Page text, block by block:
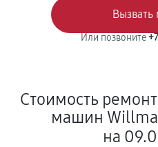
Вызвать
Или позвоните
Стоимость
машин
на